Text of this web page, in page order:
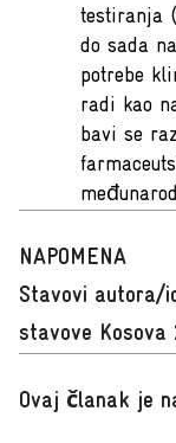
testiranja
do sada
potrebe
radi kao
bavi se
NAPOMENA
Stavovi autora/
stavove Kosova
Ovaj članak je